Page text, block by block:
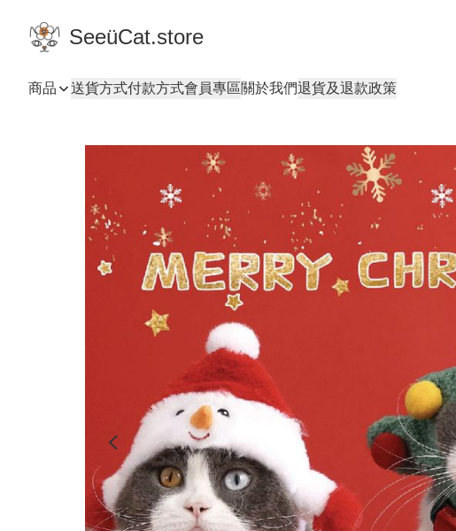
SeeüCat.store
商品 送貨方式付款方式會員專區關於我們退貨及退款政策